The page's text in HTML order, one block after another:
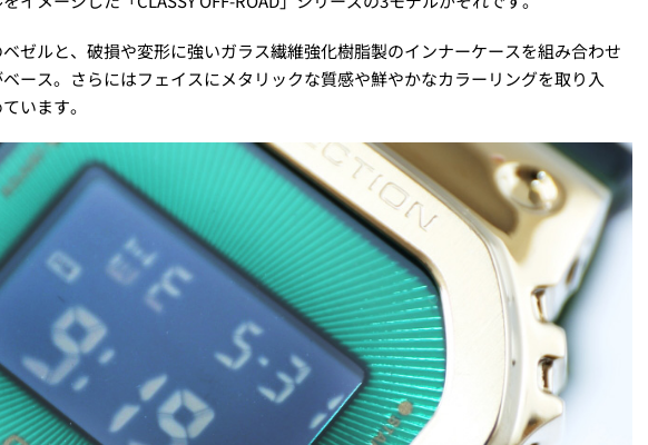
ゼルと、破損や変形に強いガラス繊維強化樹脂製のインナーケースを組み合わせ
ース。さらにはフェイスにメタリックな質感や鮮やかなカラーリングを取り入
います。